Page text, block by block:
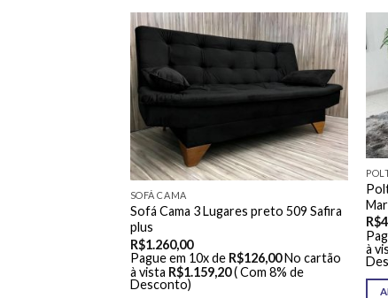
SOFÁ CAMA
Sofá Cama 3 Lugares preto 509 Safira
plus
R$1.260,00
Pague em 10x de R$126,00No cartão
à vista R$1.159,20( Com 8% de
Desconto)
R$
à